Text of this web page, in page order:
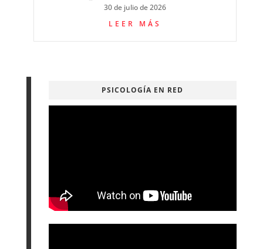
30 de julio de 2026
LEER MÁS
PSICOLOGÍA EN RED